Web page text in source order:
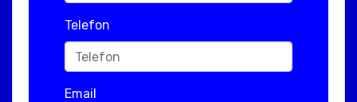
Telefon
Email